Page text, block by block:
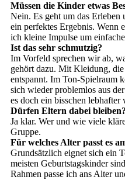
Müssen die Kinder etwas
Nein. Es geht um das Erleben
ein perfektes Ergebnis. Wenn
ich kleine Impulse um
Ist das sehr schmutzig?
Im Vorfeld sprechen wir ab,
gehört dazu. Mit Kleidung,
entspannt. Im Ton-Spielraum
sich wieder problemlos aus
es doch ein bisschen lebhafter
Dürfen Eltern dabei bleiben?
Ja klar. Wer und wie viele
Gruppe.
Für welches Alter passt es
Grundsätzlich eignet sich ein
meisten Geburtstagskinder
Rahmen passe ich ans Alter